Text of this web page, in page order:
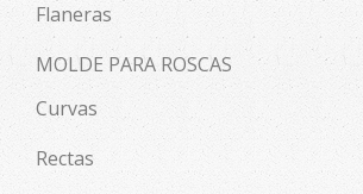
Flaneras
MOLDE PARA ROSCAS
Curvas
Rectas